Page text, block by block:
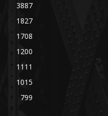
3887
1827
1708
1200
1111
1015
799